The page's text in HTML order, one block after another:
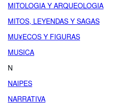
MITOLOGIA Y ARQUEOLOGIA
MITOS, LEYENDAS Y SAGAS
MU¥ECOS Y FIGURAS
MUSICA
N
NAIPES
NARRATIVA